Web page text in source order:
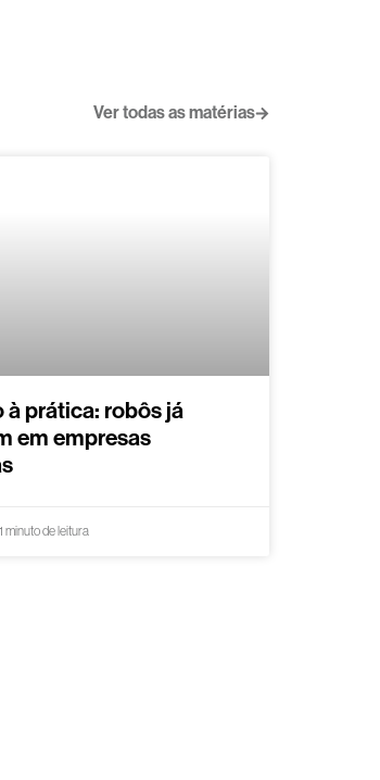
Ver todas as matérias
à prática: robôs já
em empresas
1 minuto de leitura